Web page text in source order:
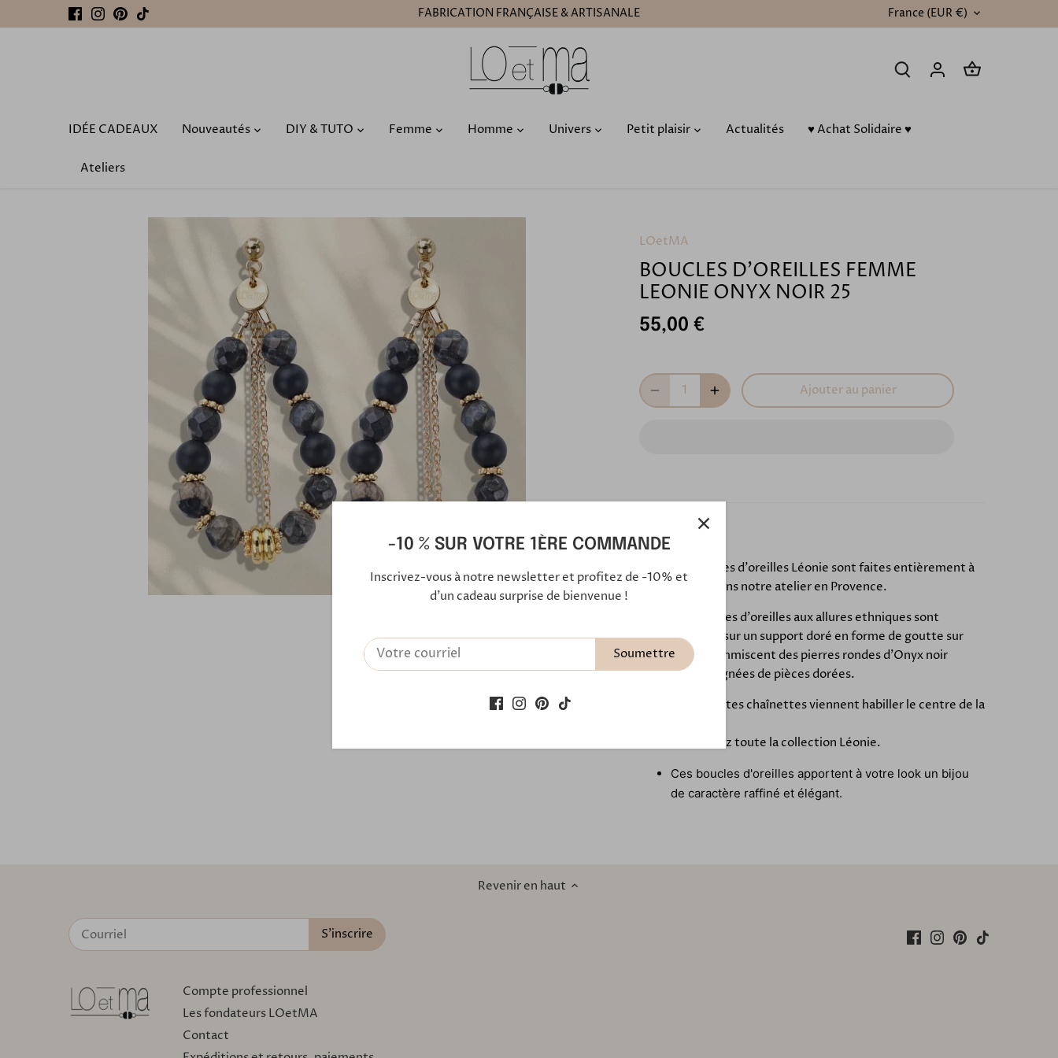
au
FABRICATION FRANÇAISE & ARTISANALE DEVISE
France (EUR €)
IDÉE CADEAUX Nouveautés DIY & TUTO Femme Homme Univers Petit plaisir Actualités ♥️ Achat Solidaire ♥️
Ateliers
LOetMA
BOUCLES D'OREILLES FEMME
LEONIE ONYX NOIR 25
55,00 €
Ajouter au panier
Les boucles d'oreilles Léonie sont faites entièrement à
la main dans notre atelier en Provence.
Ces boucles d'oreilles aux allures ethniques sont
montées sur un support doré en forme de goutte sur
lequel s'immiscent des pierres rondes d'Onyx noir
accompagnées de pièces dorées.
Deux petites chaînettes viennent habiller le centre de la
Découvrez toute la collection Léonie.
Ces boucles d'oreilles apportent à votre look un bijou
de caractère raffiné et élégant.
Revenir en haut
Compte professionnel
Les fondateurs LOetMA
Contact
-10 % SUR VOTRE 1ÈRE COMMANDE
Inscrivez-vous à notre newsletter et profitez de -10% et
d'un cadeau surprise de bienvenue !
Soumettre